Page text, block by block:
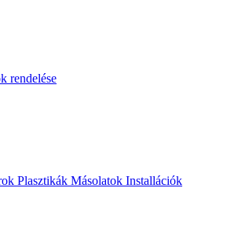
rendelése
Plasztikák Másolatok Installációk